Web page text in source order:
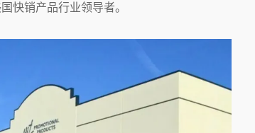
快销产品行业领导者。